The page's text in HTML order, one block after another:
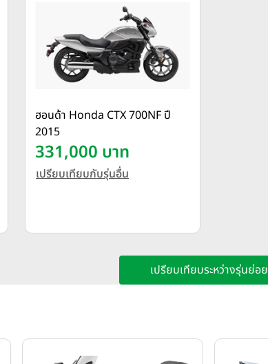
ฮอนด้า Honda CTX 700NF ปี
2015
331,000 บาท
เปรียบเทียบกับรุ่นอื่น
เปรียบเทียบระหว่างรุ่นย่อย